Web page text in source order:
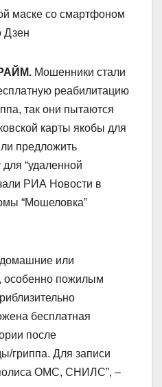
маске со смартфоном
Дзен
Мошенники стали
реабилитацию
так они пытаются
карты якобы для
предложить
“удаленной
РИА Новости в
“Мошеловка”
домашние или
пожилым
бесплатная
после
гриппа. Для записи
ОМС, СНИЛС”, –